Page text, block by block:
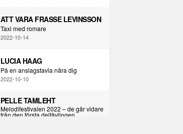
ATT VARA FRASSE LEVINSSON
Taxi med romare
2022-10-14
LUCIA HAAG
På en anslagstavla nära dig
2022-10-10
PELLE TAMLEHT
Melodifestivalen 2022 – de går vidare
från den första deltävlingen